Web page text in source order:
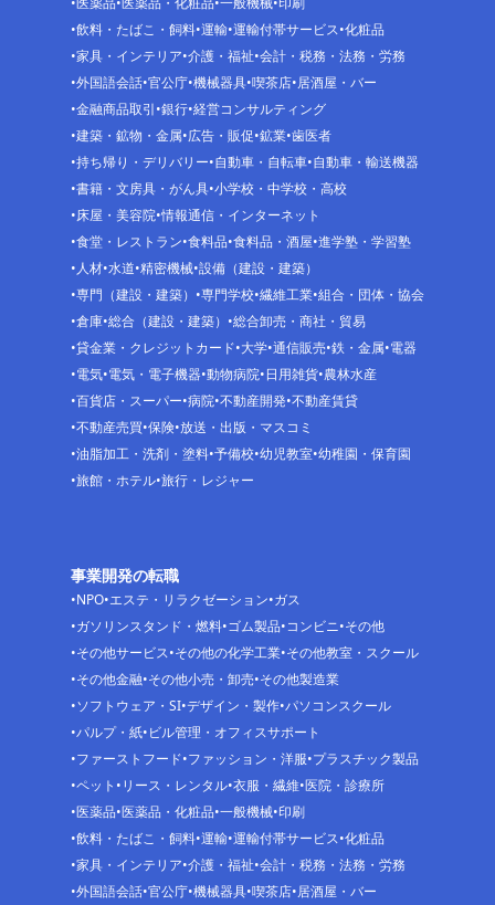
飲料・たばこ・飼料 運輸 運輸付帯サービス 化粧品
家具・インテリア 介護・福祉 会計・税務・法務・労務
外国語会話 官公庁 機械器具 喫茶店 居酒屋・バー
金融商品取引 銀行 経営コンサルティング
建築・鉱物・金属 広告・販促 鉱業 歯医者
持ち帰り・デリバリー 自動車・自転車 自動車・輸送機器
書籍・文房具・がん具 小学校・中学校・高校
床屋・美容院 情報通信・インターネット
食堂・レストラン 食料品 食料品・酒屋 進学塾・学習塾
人材 水道 精密機械 設備（建設・建築）
専門（建設・建築）
専門学校 繊維工業 組合・団体・協会
倉庫 総合（建設・建築）
総合卸売・商社・貿易
貸金業・クレジットカード 大学 通信販売 鉄・金属 電器
電気 電気・電子機器 動物病院 日用雑貨 農林水産
百貨店・スーパー 病院 不動産開発 不動産賃貸
不動産売買 保険 放送・出版・マスコミ
油脂加工・洗剤・塗料 予備校 幼児教室 幼稚園・保育園
旅館・ホテル 旅行・レジャー
事業開発の転職
NPO エステ・リラクゼーション ガス
ガソリンスタンド・燃料 ゴム製品 コンビニ その他
その他サービス その他の化学工業 その他教室・スクール
その他金融 その他小売・卸売 その他製造業
ソフトウェア・SI デザイン・製作 パソコンスクール
パルプ・紙 ビル管理・オフィスサポート
ファーストフード ファッション・洋服 プラスチック製品
ペット リース・レンタル 衣服・繊維 医院・診療所
医薬品 医薬品・化粧品 一般機械 印刷
飲料・たばこ・飼料 運輸 運輸付帯サービス 化粧品
家具・インテリア 介護・福祉 会計・税務・法務・労務
外国語会話 官公庁 機械器具 喫茶店 居酒屋・バー